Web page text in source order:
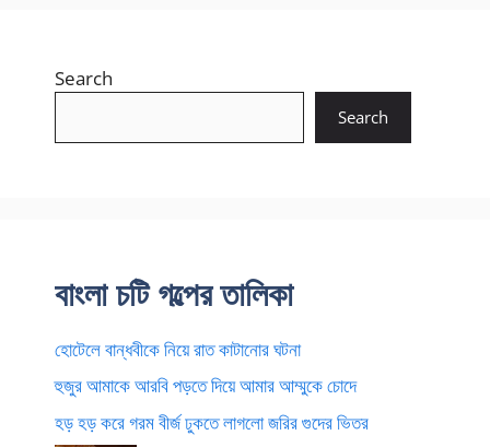
Search
Search
বাংলা চটি গল্পের তালিকা
হোটেলে বান্ধবীকে নিয়ে রাত কাটানোর ঘটনা
হুজুর আমাকে আরবি পড়তে দিয়ে আমার আম্মুকে চোদে
হড় হড় করে গরম বীর্জ ঢুকতে লাগলো জরির গুদের ভিতর